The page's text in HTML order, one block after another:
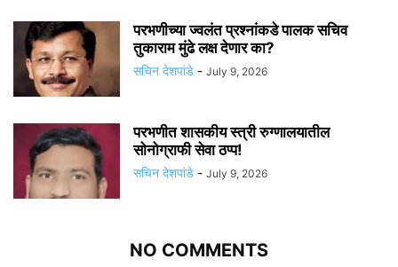
परभणीच्या ज्वलंत प्रश्नांकडे पालक सचिव
तुकाराम मुंढे लक्ष देणार का?
सचिन देशपांडे - July 9, 2026
परभणीत शासकीय स्त्री रुग्णालयातील
सोनोग्राफी सेवा ठप्प!
सचिन देशपांडे - July 9, 2026
NO COMMENTS